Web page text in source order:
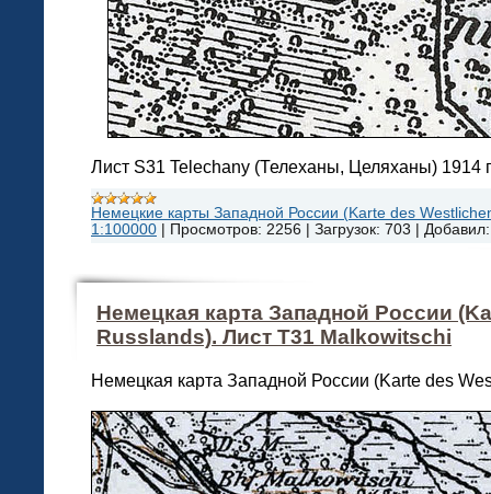
Лист S31 Telechany (Телеханы, Целяханы) 1914
Немецкие карты Западной России (Karte des
1:100000
Просмотров: 2256 Загрузок: 703 Добавил:
Немецкая карта Западной России
Russlands). Лист T31 Malkowitschi
Немецкая карта Западной России (Karte des